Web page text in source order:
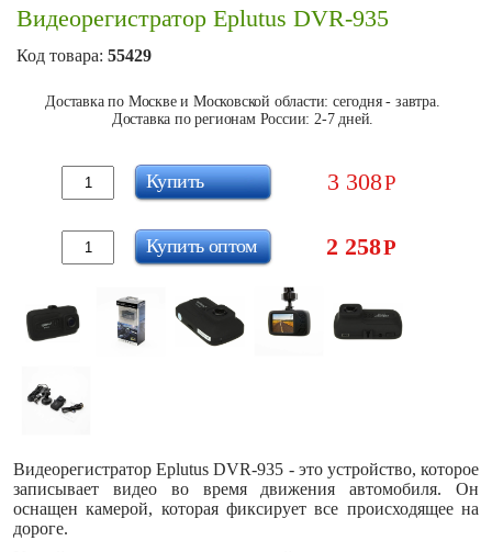
Видеорегистратор Eplutus DVR-935
Код товара: 55429
Доставка по Москве и Московской области: сегодня - завтра.
Доставка по регионам России: 2-7 дней.
3 308Р
Купить
2 258Р
Купить оптом
Видеорегистратор Eplutus DVR-935 - это устройство, которое
записывает видео во время движения автомобиля. Он
оснащен камерой, которая фиксирует все происходящее на
дороге.